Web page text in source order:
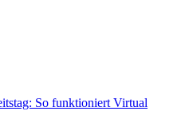
So funktioniert Virtual